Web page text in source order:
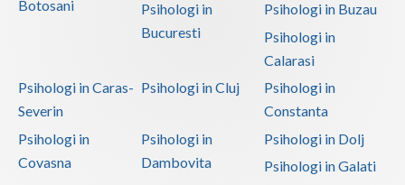
Botosani
Psihologi in
Bucuresti
Psihologi in Buzau
Psihologi in
Calarasi
Psihologi in Caras-
Severin
Psihologi in Cluj
Psihologi in
Constanta
Psihologi in
Covasna
Psihologi in
Dambovita
Psihologi in Dolj
Psihologi in Galati